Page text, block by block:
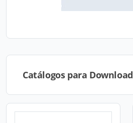
Catálogos para Download